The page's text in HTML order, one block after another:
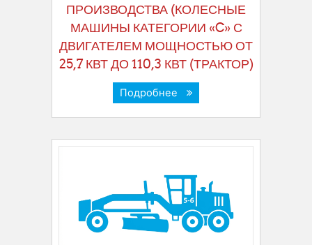
ПРОИЗВОДСТВА (КОЛЕСНЫЕ
МАШИНЫ КАТЕГОРИИ «C» С
ДВИГАТЕЛЕМ МОЩНОСТЬЮ ОТ
25,7 КВТ ДО 110,3 КВТ (ТРАКТОР)
Подробнее